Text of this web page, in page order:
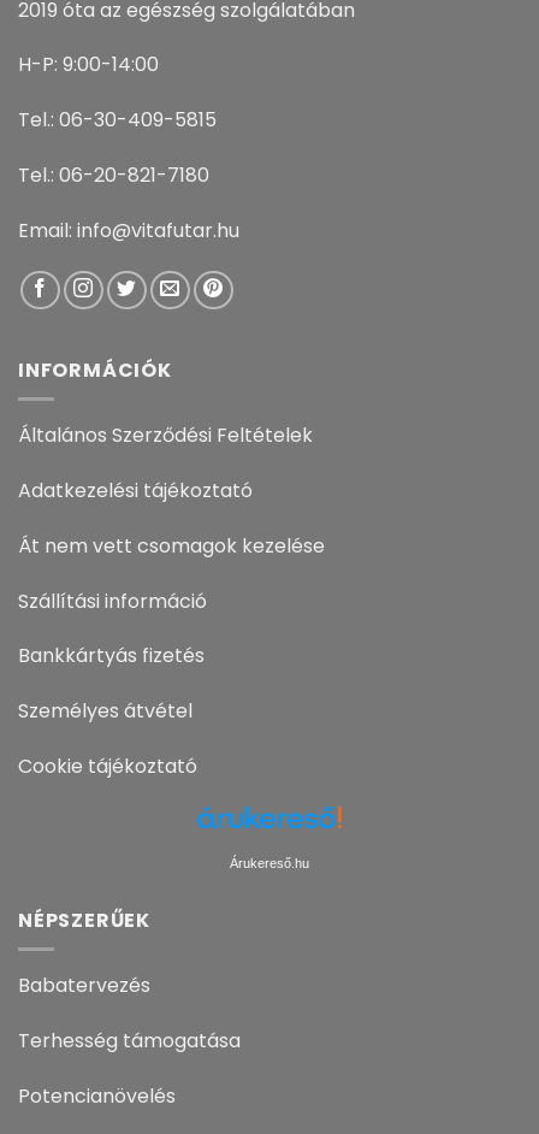
2019 óta az egészség szolgálatában
H-P: 9:00-14:00
Tel.: 06-30-409-5815
Tel.: 06-20-821-7180
Email: info@vitafutar.hu
INFORMÁCIÓK
Általános Szerződési Feltételek
Adatkezelési tájékoztató
Át nem vett csomagok kezelése
Szállítási információ
Bankkártyás fizetés
Személyes átvétel
Cookie tájékoztató
Árukereső.hu
NÉPSZERŰEK
Babatervezés
Terhesség támogatása
Potencianövelés